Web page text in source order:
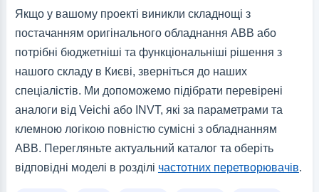
Якщо у вашому проекті виникли складнощі з
постачанням оригінального обладнання ABB або
потрібні бюджетніші та функціональніші рішення з
нашого складу в Києві, зверніться до наших
спеціалістів. Ми допоможемо підібрати перевірені
аналоги від Veichi або INVT, які за параметрами та
клемною логікою повністю сумісні з обладнанням
ABB. Перегляньте актуальний каталог та оберіть
відповідні моделі в розділі частотних перетворювачів.